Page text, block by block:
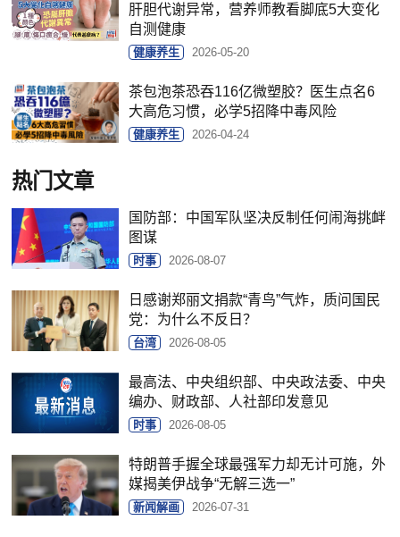
肝胆代谢异常，营养师教看脚底5大变化
自测健康
健康养生 2026-05-20
茶包泡茶恐吞116亿微塑胶？医生点名6
大高危习惯，必学5招降中毒风险
健康养生 2026-04-24
热门文章
国防部：中国军队坚决反制任何闹海挑衅
图谋
时事 2026-08-07
日感谢郑丽文捐款“青鸟”气炸，质问国民
党：为什么不反日？
台湾 2026-08-05
最高法、中央组织部、中央政法委、中央
编办、财政部、人社部印发意见
时事 2026-08-05
特朗普手握全球最强军力却无计可施，外
媒揭美伊战争“无解三选一”
新闻解画 2026-07-31